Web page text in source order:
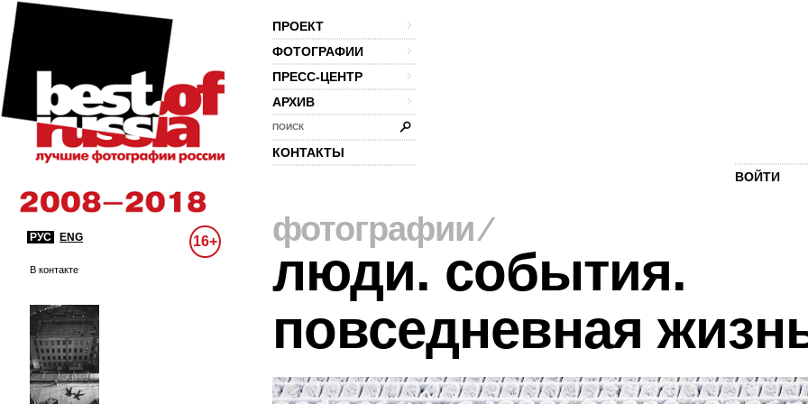
ПРОЕКТ
ФОТОГРАФИИ
ПРЕСС-ЦЕНТР
АРХИВ
ПОИСК
КОНТАКТЫ
ВОЙТИ
РУС ENG 16+
В контакте
фотографии⁄
люди. события.
повседневная